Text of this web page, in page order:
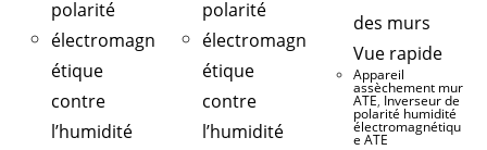
Vue rapide
Appareil
assèchement mur
ATE, Inverseur de
polarité humidité
électromagnétiqu
e ATE